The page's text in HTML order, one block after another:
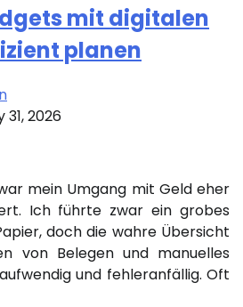
mit digitalen
planen
2026
mein Umgang mit Geld eher
Ich führte zwar ein grobes
doch die wahre Übersicht
von Belegen und manuelles
und fehleranfällig. Oft